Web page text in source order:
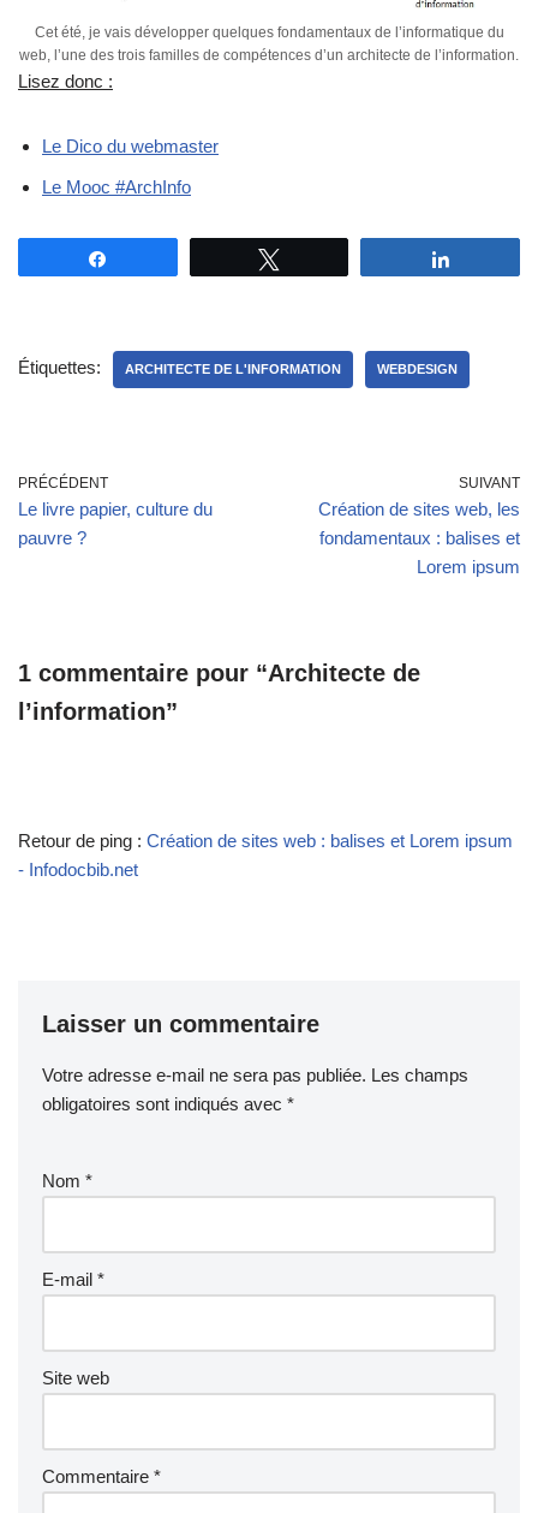
Cet été, je vais développer quelques fondamentaux de l’informatique du
web, l’une des trois familles de compétences d’un architecte de l’information.
Lisez donc :
Le Dico du webmaster
Le Mooc #ArchInfo
Étiquettes: ARCHITECTE DE L'INFORMATION WEBDESIGN
PRÉCÉDENT
Le livre papier, culture du
pauvre ?
SUIVANT
Création de sites web, les
fondamentaux : balises et
Lorem ipsum
1 commentaire pour “Architecte de
l’information”
Retour de ping : Création de sites web : balises et Lorem ipsum
- Infodocbib.net
Laisser un commentaire
Votre adresse e-mail ne sera pas publiée. Les champs
obligatoires sont indiqués avec *
Nom *
E-mail *
Site web
Commentaire *